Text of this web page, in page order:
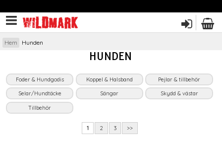
Hem Hunden
HUNDEN
Foder & Hundgodis Koppel & Halsband Pejlar & tillbehör
Selar/Hundtäcke Sängar Skydd & västar
Tillbehör
1 2 3 >>